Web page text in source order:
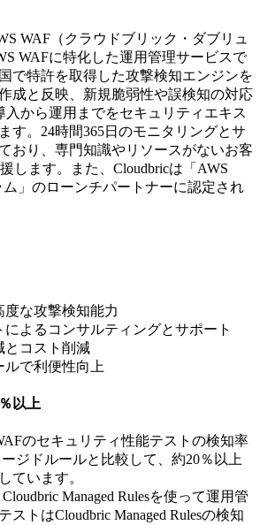
WAF（クラウドブリック・ダブリュ
WAFに特化した運用管理サービスで
で特許を取得した攻撃検知エンジンを
成と反映、新規脆弱性や誤検知の対応
入から運用までをセキュリティエキス
す。24時間365日のモニタリングとサ
おり、専門知識やリソースがないお客
します。また、Cloudbricは「AWS
」のローンチパートナーに認定され
度な攻撃検知能力
によるコンサルティングとサポート
とコスト削減
ルで利便性向上
以上
のセキュリティ性能テストの検知率
ジドルールと比較して、約20％以上
ています。
Managed Rulesを使って運用管
ストはCloudbric Managed Rulesの検知